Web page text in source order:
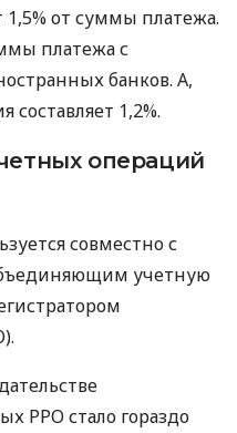
1,5% от суммы платежа.
платежа с
банков. А,
1,2%.
операций
совместно с
учетную
РРО стало гораздо